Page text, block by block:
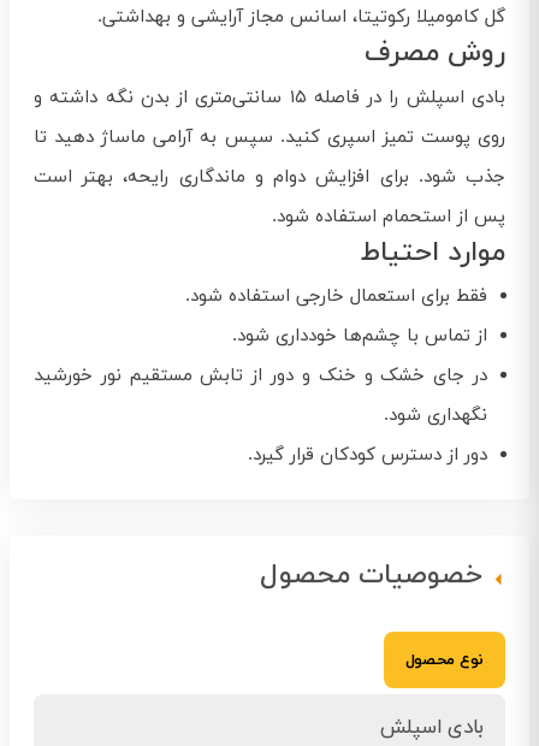
گل کامومیلا رکوتیتا، اسانس مجاز آرایشی و بهداشتی.
روش مصرف
بادی اسپلش را در فاصله ۱۵ سانتی‌متری از بدن نگه داشته و
روی پوست تمیز اسپری کنید. سپس به آرامی ماساژ دهید تا
جذب شود. برای افزایش دوام و ماندگاری رایحه، بهتر است
پس از استحمام استفاده شود.
موارد احتیاط
فقط برای استعمال خارجی استفاده شود.
از تماس با چشم‌ها خودداری شود.
در جای خشک و خنک و دور از تابش مستقیم نور خورشید
نگهداری شود.
دور از دسترس کودکان قرار گیرد.
خصوصیات محصول
نوع محصول
بادی اسپلش